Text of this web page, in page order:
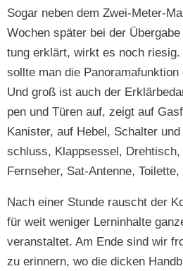
Sog­ar neben dem Zwei-Meter-
Wochen später bei der
tung erk­lärt, wirkt es noch
sollte man die
Und groß ist auch der
pen und Türen auf, zeigt auf
Kanis­ter, auf Hebel, Schal­ter
schluss, Klappses­sel,
Fernse­her, Sat-Antenne,
Nach ein­er Stunde rauscht der
für weit weniger Lern­in­halte
ver­anstal­tet. Am Ende sind wir
zu erin­nern, wo die dick­en